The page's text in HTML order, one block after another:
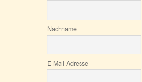
Nachname
E-Mail-Adresse